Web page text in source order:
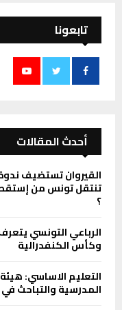
تابعونا
أحدث المقالات
القيروان تستضيف
تنتقل تونس من
؟
الرباعي التونسي
وكأس الكنفدرالية
التعليم الاساسي:
المدرسية والتباحث